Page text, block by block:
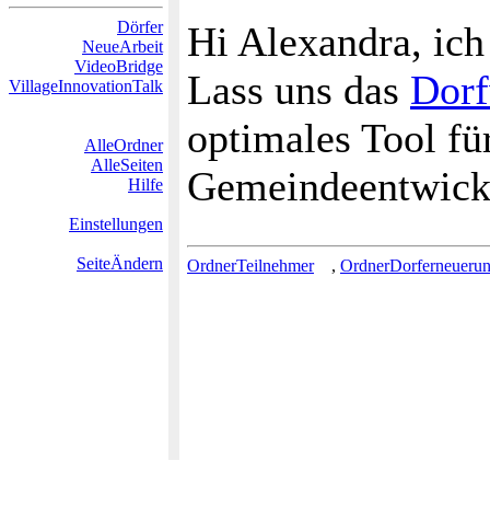
Dörfer
NeueArbeit
VideoBridge
VillageInnovationTalk
AlleOrdner
AlleSeiten
Hilfe
Einstellungen
SeiteÄndern
Hi Alexandra,
Lass uns das
optimales Tool
OrdnerTeilnehmer ,